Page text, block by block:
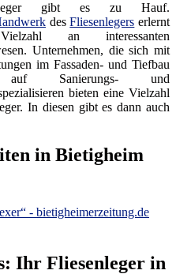
gibt es zu Hauf.
desFliesenlegers erlernt
an interessanten
Unternehmen, die sich mit
im Fassaden- und Tiefbau
Sanierungs- und
bieten eine Vielzahl
In diesen gibt es dann auch
in Bietigheim
- bietigheimerzeitung.de
Ihr Fliesenleger in